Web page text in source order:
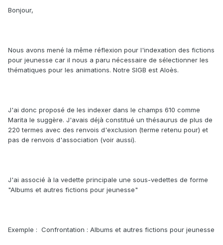
Bonjour,
Nous avons mené la même réflexion pour l'indexation des fictions
pour jeunesse car il nous a paru nécessaire de sélectionner les
thématiques pour les animations. Notre SIGB est Aloès.
J'ai donc proposé de les indexer dans le champs 610 comme
Marita le suggère. J'avais déjà constitué un thésaurus de plus de
220 termes avec des renvois d'exclusion (terme retenu pour) et
pas de renvois d'association (voir aussi).
J'ai associé à la vedette principale une sous-vedettes de forme
"Albums et autres fictions pour jeunesse"
Exemple : Confrontation : Albums et autres fictions pour jeunesse